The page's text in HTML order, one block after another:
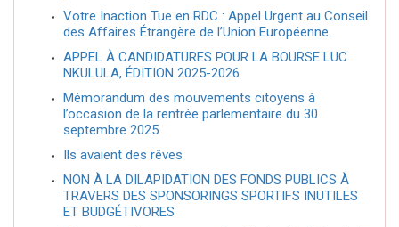
Votre Inaction Tue en RDC : Appel Urgent au Conseil
des Affaires Étrangère de l’Union Européenne.
APPEL À CANDIDATURES POUR LA BOURSE LUC
NKULULA, ÉDITION 2025-2026
Mémorandum des mouvements citoyens à
l’occasion de la rentrée parlementaire du 30
septembre 2025
Ils avaient des rêves
NON À LA DILAPIDATION DES FONDS PUBLICS À
TRAVERS DES SPONSORINGS SPORTIFS INUTILES
ET BUDGÉTIVORES